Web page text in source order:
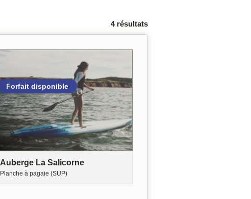
4 résultats
Forfait disponible
Auberge La Salicorne
Planche à pagaie (SUP)